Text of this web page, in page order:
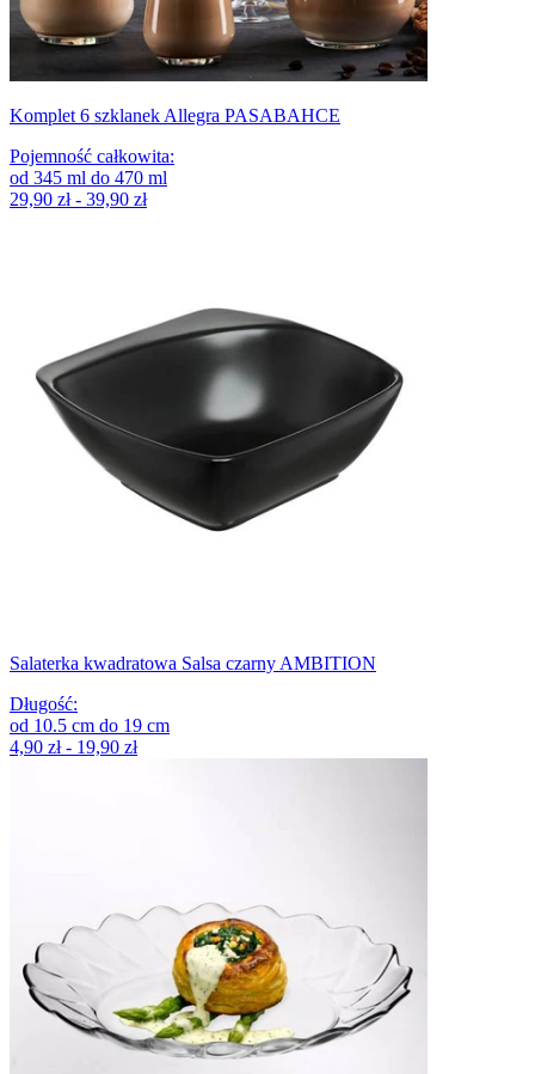
Komplet 6 szklanek Allegra PASABAHCE
Pojemność całkowita:
od 345 ml do 470 ml
29,90 zł - 39,90 zł
Salaterka kwadratowa Salsa czarny AMBITION
Długość:
od 10.5 cm do 19 cm
4,90 zł - 19,90 zł